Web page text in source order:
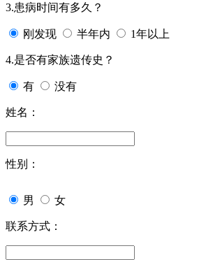
3.患病时间有多久？
刚发现 半年内 1年以上
4.是否有家族遗传史？
有 没有
姓名：
性别：
男 女
联系方式：